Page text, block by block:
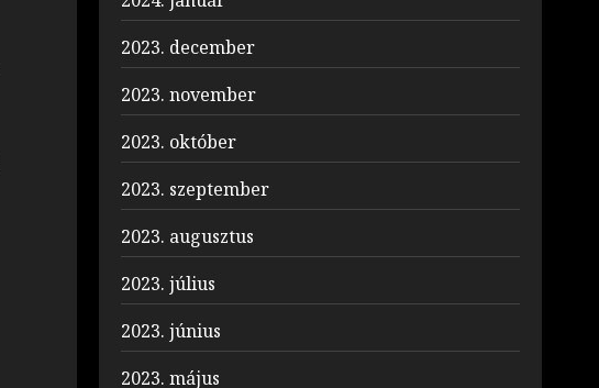
2023. december
2023. november
2023. október
2023. szeptember
2023. augusztus
2023. július
2023. június
2023. május